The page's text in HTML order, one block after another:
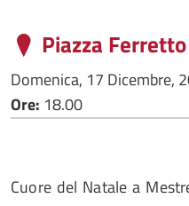
Piazza Ferretto
Domenica, 17 Dicembre,
Ore: 18.00
Cuore del Natale a